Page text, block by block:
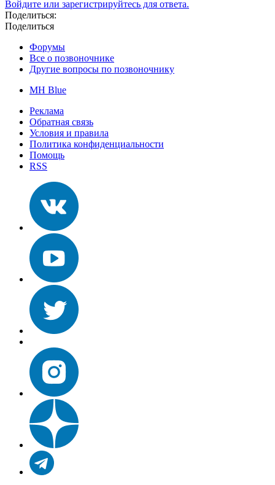
Войдите или зарегистрируйтесь для ответа.
Поделиться:
Поделиться
Форумы
Все о позвоночнике
Другие вопросы по позвоночнику
MH Blue
Реклама
Обратная связь
Условия и правила
Политика конфиденциальности
Помощь
RSS